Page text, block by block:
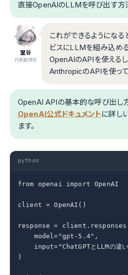
直接OpenAIのLLMを呼び出す方
室谷
代表取締役
これができるようになる
ビスにLLMを組み込め
OpenAIのAPIを使える
AnthropicのAPIを使って
OpenAI APIの基本的な呼び出し方
OpenAI公式ドキュメント に詳し
ます。
python
from openai import OpenAI
client = OpenAI()
response =
    model="gpt-5.4",
input="ChatGPTとLLMの違い
)